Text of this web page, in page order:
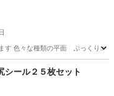
す 色々な種類の平面 ぷっくり.ボ
シール２５枚セット